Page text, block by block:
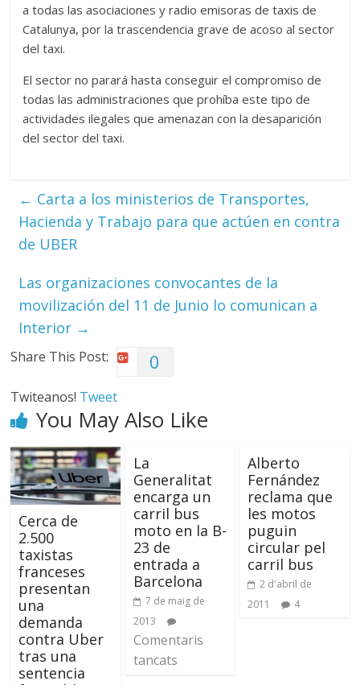
a todas las asociaciones y radio emisoras de taxis de
Catalunya, por la trascendencia grave de acoso al sector
del taxi.
El sector no parará hasta conseguir el compromiso de
todas las administraciones que prohíba este tipo de
actividades ilegales que amenazan con la desaparición
del sector del taxi.
← Carta a los ministerios de Transportes,
Hacienda y Trabajo para que actúen en contra
de UBER
Las organizaciones convocantes de la
movilización del 11 de Junio lo comunican a
Interior →
Share This Post: 0
Twiteanos! Tweet
You May Also Like
Cerca de
2.500
taxistas
franceses
presentan
una
demanda
contra Uber
tras una
sentencia
La
Generalitat
encarga un
carril bus
moto en la B-
23 de
entrada a
Barcelona
7 de maig de
2013
Comentaris
tancats
Alberto
Fernández
reclama que
les motos
puguin
circular pel
carril bus
2 d'abril de
2011
4